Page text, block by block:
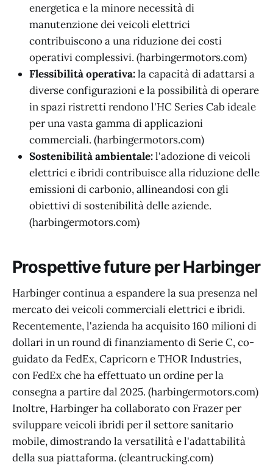
energetica e la minore necessità di
manutenzione dei veicoli elettrici
contribuiscono a una riduzione dei costi
operativi complessivi. (harbingermotors.com)
Flessibilità operativa:la capacità di adattarsi a
diverse configurazioni e la possibilità di operare
in spazi ristretti rendono l'HC Series Cab ideale
per una vasta gamma di applicazioni
commerciali. (harbingermotors.com)
Sostenibilità ambientale:l'adozione di veicoli
elettrici e ibridi contribuisce alla riduzione delle
emissioni di carbonio, allineandosi con gli
obiettivi di sostenibilità delle aziende.
(harbingermotors.com)
Prospettive future per Harbinger
Harbinger continua a espandere la sua presenza nel
mercato dei veicoli commerciali elettrici e ibridi.
Recentemente, l'azienda ha acquisito 160 milioni di
dollari in un round di finanziamento di Serie C, co-
guidato da FedEx, Capricorn e THOR Industries,
con FedEx che ha effettuato un ordine per la
consegna a partire dal 2025. (harbingermotors.com)
Inoltre, Harbinger ha collaborato con Frazer per
sviluppare veicoli ibridi per il settore sanitario
mobile, dimostrando la versatilità e l'adattabilità
della sua piattaforma. (cleantrucking.com)